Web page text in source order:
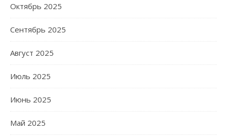
Октябрь 2025
Сентябрь 2025
Август 2025
Июль 2025
Июнь 2025
Май 2025